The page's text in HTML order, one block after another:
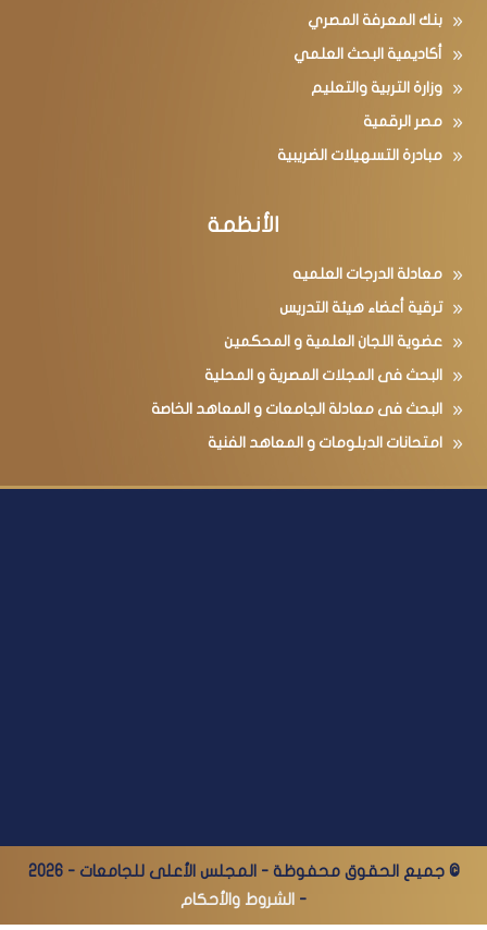
بنك المعرفة المصري
أكاديمية البحث العلمي
وزارة التربية والتعليم
مصر الرقمية
مبادرة التسهيلات الضريبية
الأنظمة
معادلة الدرجات العلميه
ترقية أعضاء هيئة التدريس
عضوية اللجان العلمية و المحكمين
البحث فى المجلات المصرية و المحلية
البحث فى معادلة الجامعات و المعاهد الخاصة
امتحانات الدبلومات و المعاهد الفنية
© جميع الحقوق محفوظة - المجلس الأعلى للجامعات - 2026
- الشروط والأحكام